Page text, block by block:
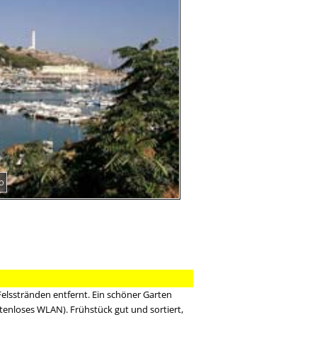
entfernt. Ein schöner Garten
WLAN). Frühstück gut und sortiert,